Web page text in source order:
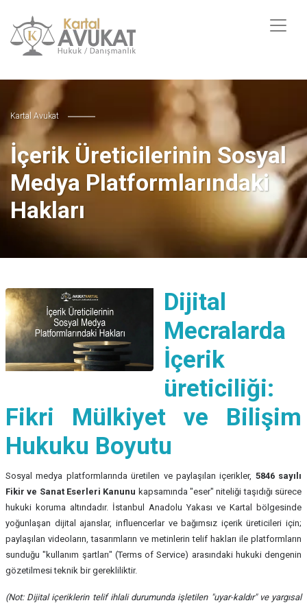
Kartal Avukat
İçerik Üreticilerinin Sosyal
Medya Platformlarındaki
Hakları
Dijital
Mecralarda
İçerik
üreticiliği:
Fikri Mülkiyet ve Bilişim
Hukuku Boyutu
Sosyal medya platformlarında üretilen ve paylaşılan içerikler, 5846 sayılı
Fikir ve Sanat Eserleri Kanunu kapsamında "eser" niteliği taşıdığı sürece
hukuki koruma altındadır. İstanbul Anadolu Yakası ve Kartal bölgesinde
yoğunlaşan dijital ajanslar, influencerlar ve bağımsız içerik üreticileri için;
paylaşılan videoların, tasarımların ve metinlerin telif hakları ile platformların
sunduğu "kullanım şartları" (Terms of Service) arasındaki hukuki dengenin
gözetilmesi teknik bir gerekliliktir.
(Not: Dijital içeriklerin telif ihlali durumunda işletilen "uyar-kaldır" ve yargısal